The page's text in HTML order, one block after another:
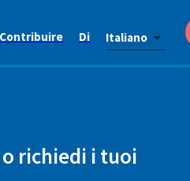
Contribuire Di Italiano
richiedi i tuoi